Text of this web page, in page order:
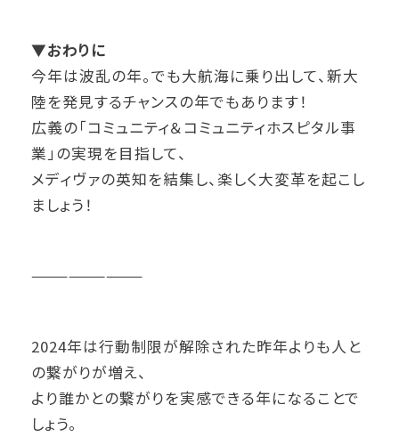
▼おわりに
今年は波乱の年。でも大航海に乗り出して、新大
陸を発見するチャンスの年でもあります！
広義の「コミュニティ＆コミュニティホスピタル事
業」の実現を目指して、
メディヴァの英知を結集し、楽しく大変革を起こし
ましょう！
—————————
2024年は行動制限が解除された昨年よりも人と
の繋がりが増え、
より誰かとの繋がりを実感できる年になることで
しょう。